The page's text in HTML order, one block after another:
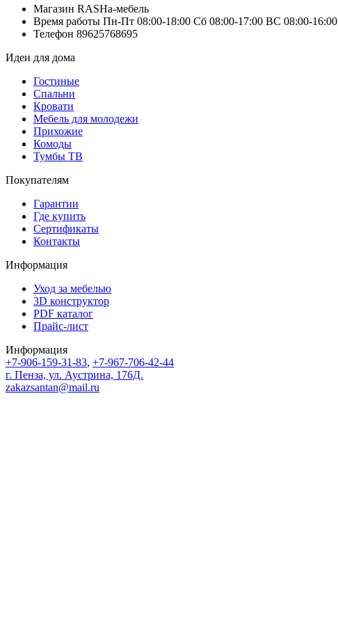
Магазин RASHa-мебель
Время работы Пн-Пт 08:00-18:00 Сб 08:00-17:00 ВС 08:00-16:00
Телефон 89625768695
Идеи для дома
Гостиные
Спальни
Кровати
Мебель для молодежи
Прихожие
Комоды
Тумбы ТВ
Покупателям
Гарантии
Где купить
Сертификаты
Контакты
Информация
Уход за мебелью
3D конструктор
PDF каталог
Прайс-лист
Информация
+7-906-159-31-83, +7-967-706-42-44
г. Пенза, ул. Аустрина, 176Д.
zakazsantan@mail.ru